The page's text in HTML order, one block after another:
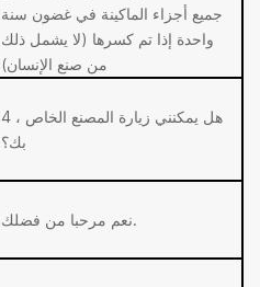
جميع أجزاء الماكينة في غضون سنة
واحدة إذا تم كسرها (لا يشمل ذلك
من صنع الإنسان)
4 ، هل يمكنني زيارة المصنع الخاص
بك؟
نعم مرحبا من فضلك.